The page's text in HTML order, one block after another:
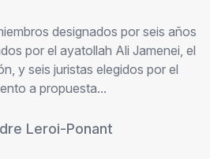
designados por seis años
por el ayatollah Ali Jamenei, el
y seis juristas elegidos por el
a propuesta...
Leroi-Ponant